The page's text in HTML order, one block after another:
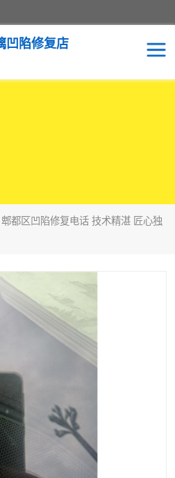
凹陷修复店
郫都区凹陷修复电话 技术精湛 匠心独